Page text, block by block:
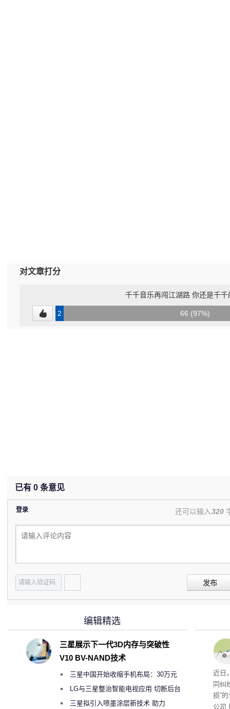
对文章打分
千千音乐再闯江湖路 你还是千千
2
66 (97%)
已有 0 条意见
登录 还可以输入320
发布
近日
同纠
损”
公司
编辑精选
三星展示下一代3D内存与突破性
V10 BV-NAND技术
三星中国开始收缩手机布局：30万元
月销售额不达标门店 将被逐步清退
LG与三星整治智能电视应用 切断后台
偷偷共享带宽的违规行为
三星拟引入喷墨涂层新技术 助力